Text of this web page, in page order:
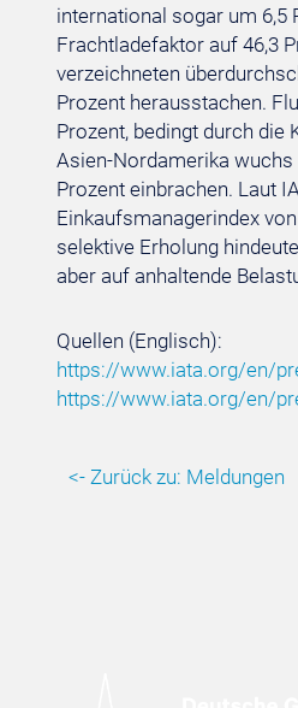
international sogar um 6,5
Frachtladefaktor auf 46,3
verzeichneten
Prozent herausstachen.
Prozent, bedingt durch die
Asien-Nordamerika wuchs
Prozent einbrachen. Laut
Einkaufsmanagerindex
selektive Erholung
aber auf anhaltende
Quellen (Englisch):
https://www.iata.org/en/
https://www.iata.org/en/
<- Zurück zu: Meldungen